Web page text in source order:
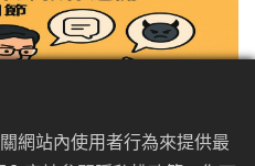
網站內使用者行為來提供最